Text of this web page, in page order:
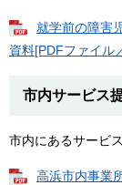
就学前の障害
資料[PDFファイル
市内サービス
市内にあるサービ
高浜市内事業